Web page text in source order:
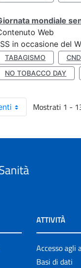
mondiale
Web
in occasione del
TABAGISMO
NO TOBACCO DAY
Mostrati 1 -
ATTIVITÀ
Accesso agli
Basi di dati